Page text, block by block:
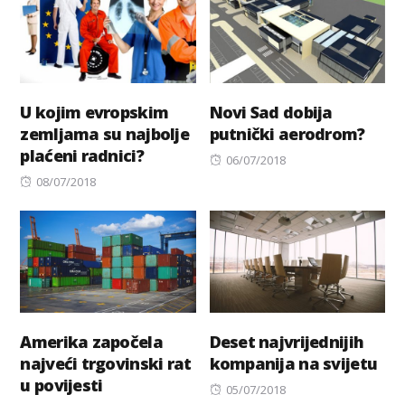
U kojim evropskim
zemljama su najbolje
plaćeni radnici?
Posted
08/07/2018
Novi Sad dobija
putnički aerodrom?
Posted
06/07/2018
Amerika započela
najveći trgovinski rat
u povijesti
Deset najvrijednijih
kompanija na svijetu
Posted
05/07/2018